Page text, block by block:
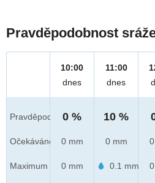
Pravděpodobnost
Pravděpod.
Očekáváno
Maximum
10:00
dnes
0 %
0 mm
0 mm
11:00
dnes
10 %
0 mm
0.1 mm